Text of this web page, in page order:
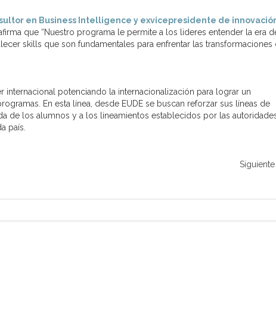
en Business Intelligence y exvicepresidente de
que “Nuestro programa le permite a los lideres entender la era
skills que son fundamentales para enfrentar las transformaciones
internacional potenciando la internacionalización para lograr un
En esta línea, desde EUDE se buscan reforzar sus líneas de
de los alumnos y a los lineamientos establecidos por las
país.
Siguiente